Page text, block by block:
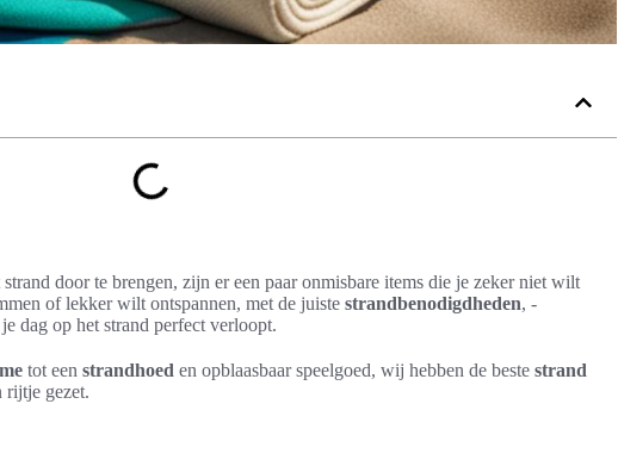
door te brengen, zijn er een paar onmisbare items die je zeker niet wilt
of lekker wilt ontspannen, met de juiste strandbenodigdheden, -
dag op het strand perfect verloopt.
tot een strandhoed en opblaasbaar speelgoed, wij hebben de beste strand
rijtje gezet.